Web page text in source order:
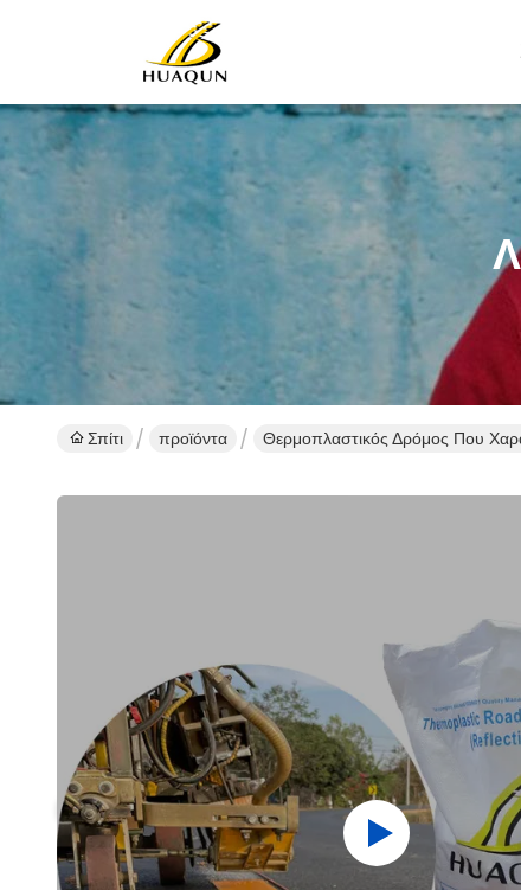
Σπίτι προϊόντα Θερμοπλαστικός Δρόμος Που